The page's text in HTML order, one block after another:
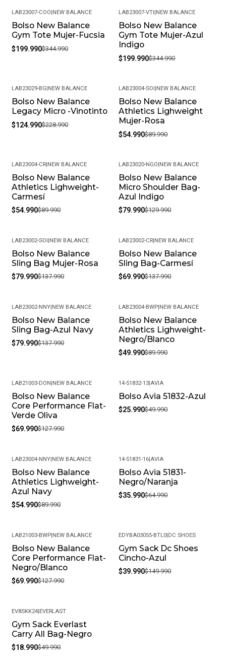
-42%
LAB23007-COO NEW BALANCE
Bolso New Balance
Gym Tote Mujer-Fucsia
$199.990$344.990
-42%
LAB23007-VTI NEW BALANCE
Bolso New Balance
Gym Tote Mujer-Azul
Indigo
$199.990$344.990
-45%
LAB23029-BG NEW BALANCE
Bolso New Balance
Legacy Micro -Vinotinto
$124.990$228.990
-39%
LAB23004-SOI NEW BALANCE
Bolso New Balance
Athletics Lighweight
Mujer-Rosa
$54.990$89.990
-39%
LAB23004-CR| NEW BALANCE
Bolso New Balance
Athletics Lighweight-
Carmesí
$54.990$89.990
-38%
LAB23020-NGO NEW BALANCE
Bolso New Balance
Micro Shoulder Bag-
Azul Indigo
$79.990$129.990
-42%
LAB23002-SOI NEW BALANCE
Bolso New Balance
Sling Bag Mujer-Rosa
$79.990$137.990
-49%
LAB23002-CR NEW BALANCE
Bolso New Balance
Sling Bag-Carmesí
$69.990$137.990
-42%
LAB23002-NNY| NEW BALANCE
Bolso New Balance
Sling Bag-Azul Navy
$79.990$137.990
-44%
LAB23004-BWP NEW BALANCE
Bolso New Balance
Athletics Lighweight-
Negro/Blanco
$49.990$89.990
-45%
LAB21003-DON NEW BALANCE
Bolso New Balance
Core Performance Flat-
Verde Oliva
$69.990$127.990
-48%
14-51832-13 |AVIA
Bolso Avia 51832-Azul
$25.990$49.990
-39%
LAB23004-NNY| NEW BALANCE
Bolso New Balance
Athletics Lighweight-
Azul Navy
$54.990$89.990
-45%
14-51831-16 |AVIA
Bolso Avia 51831-
Negro/Naranja
$35.990$64.990
-45%
LAB21003-BWP|NEW BALANCE
Bolso New Balance
Core Performance Flat-
Negro/Blanco
$69.990$127.990
-73%
EDYBA03055-BTL0|DC SHOES
Gym Sack Dc Shoes
Cincho-Azul
$39.990$149.990
-62%
EV8SKK24|EVERLAST
Gym Sack Everlast
Carry All Bag-Negro
$18.990$49.990